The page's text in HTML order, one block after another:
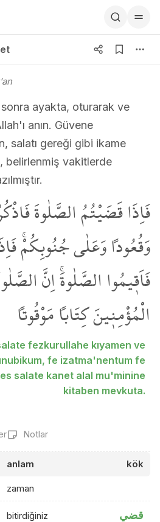
ayakta, oturarak ve
anın. Güvene
salatı gereği gibi ikame
belirlenmiş vakitlerde
فَاِذَا قَضَيْتُمُ الصَّلٰوةَ
وَقُعُوداً وَعَلٰى جُنُوبِكُمْۚ
فَاَق۪يمُوا الصَّلٰوةَۚ اِنَّ
الْمُؤْمِن۪ينَ كِتَاباً مَوْقُوتاً
fezkurullahe kıyamen ve
fe izatma'nentum fe
salate kanet alal mu'minine
kitaben mevkuta.
Notlar
anlam kök
zaman
bitirdiğiniz قضي